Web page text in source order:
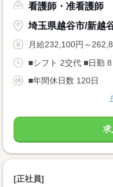
看護師・准看護師
埼玉県越谷市/新越
月給232,100円～
■シフト 2交代 ■日勤 8
■年間休日数 120日
求
[正社員]